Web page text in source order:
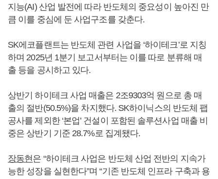
지능(AI) 산업 발전에 따라 반도체의 중요성이 높아진 만
큼 이를 중심에 둔 사업구조를 갖춘다.
SK에코플랜트는 반도체 관련 사업을 ‘하이테크’로 지칭
하며 2025년 1분기 보고서부터는 이를 따로 분류해 매
출 등을 공시하고 있다.
상반기 하이테크 사업 매출은 2조9303억 원으로 총 매
출의 절반(50.5%)을 차지했다. SK하이닉스의 반도체 팹
공사를 제외한 ‘본업’ 건설이 포함된 솔루션사업 매출 비
중은 상반기 기준 28.7%로 집계됐다.
장동현은 “하이테크 사업은 반도체 산업 전반의 지속가
능한 성장을 실현한다”며 “기존 반도체 인프라 구축과 용